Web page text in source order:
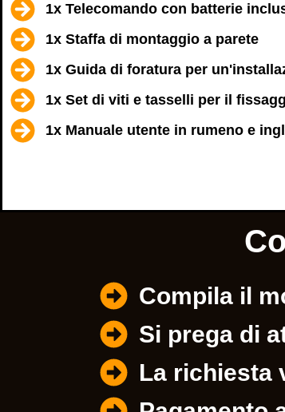
1x Telecomando con batterie
1x Staffa di montaggio a parete
1x Guida di foratura per
1x Set di viti e tasselli per il
1x Manuale utente in rumeno e
Compila il
Si prega di
La richiesta